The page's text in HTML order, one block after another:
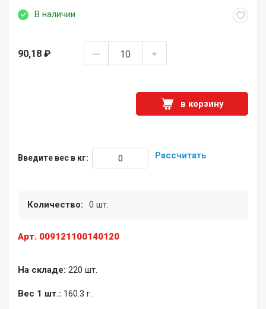
Арт. 009121100140120
В наличии
На складе: 220 шт.
Вес 1 шт.: 160.3 г.
90,18 ₽
в корзину
Введите вес в кг: Рассчитать
Количество: 0 шт.